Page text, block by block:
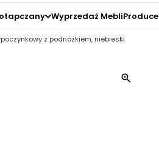
Wyprzedaż Mebli
z podnóżkiem, niebieski
zoom_in